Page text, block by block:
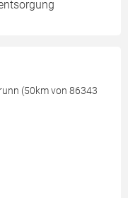
(50km von 86343